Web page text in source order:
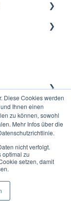
Diese Cookies werden
Ihnen einen
zu können, sowohl
Mehr Infos über die
nicht verfolgt.
optimal zu
setzen, damit
HS-Soft AG